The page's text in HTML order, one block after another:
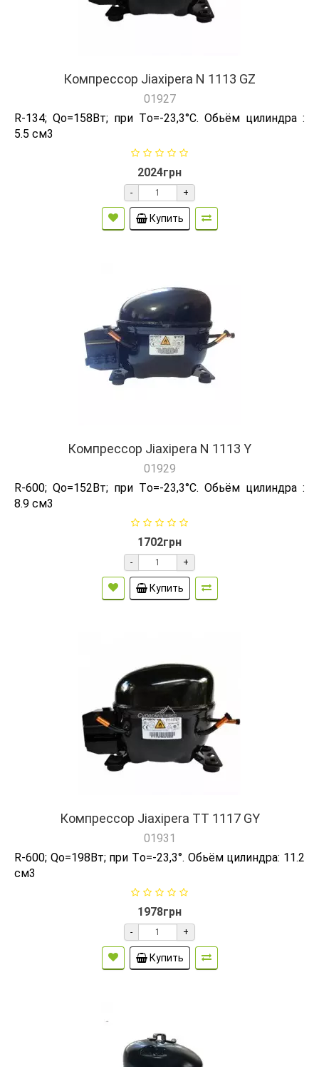
Компрессор Jiaxipera N 1113 GZ
01927
R-134; Qо=158Вт; при Tо=-23,3°C. Обьём цилиндра :
5.5 см3
2024грн
- +
Купить
Компрессор Jiaxipera N 1113 Y
01929
R-600; Qо=152Вт; при Tо=-23,3°C. Обьём цилиндра :
8.9 см3
1702грн
- +
Купить
Компрессор Jiaxipera TT 1117 GY
01931
R-600; Qо=198Вт; при Tо=-23,3°. Обьём цилиндра: 11.2
см3
1978грн
- +
Купить